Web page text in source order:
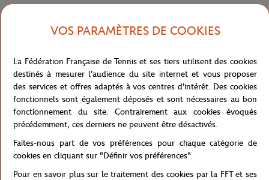
magazine composé de 200 pages, propose de grands reportages
sur le terrain, et des enquêtes approfondies permettant de
Arborant un ton plein d'humour, cette publication parlera tennis
bien sûr, mais pas seulement. Elle fera ainsi une belle place à la
culture, avec notamment des interviews de personnalités qui ne
font pas forcément partie du monde de la petite balle jaune. Au
sommaire, la révélation des statues de Roland Garros et de Rafael
Nadal, un portrait de Iga Swiatek, un dossier sur la nouvelle
vague du tennis français, un retour en images sur la victoire de
Borg en 1981, et plein d’autres sujets…
VOS PARAMÈTRES DE COOKIES
La Fédération Française de Tennis et ses tiers utilisent des cookies
destinés à mesurer l'audience du site internet et vous proposer
des services et offres adaptés à vos centres d'intérêt. Des cookies
fonctionnels sont également déposés et sont nécessaires au bon
fonctionnement du site. Contrairement aux cookies évoqués
précédemment, ces derniers ne peuvent être désactivés.
Faites-nous part de vos préférences pour chaque catégorie de
cookies en cliquant sur "Définir vos préférences".
Pour en savoir plus sur le traitement des cookies par la FFT et ses